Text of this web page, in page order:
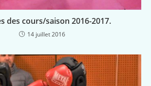
des cours/saison 2016-2017.
14 juillet 2016